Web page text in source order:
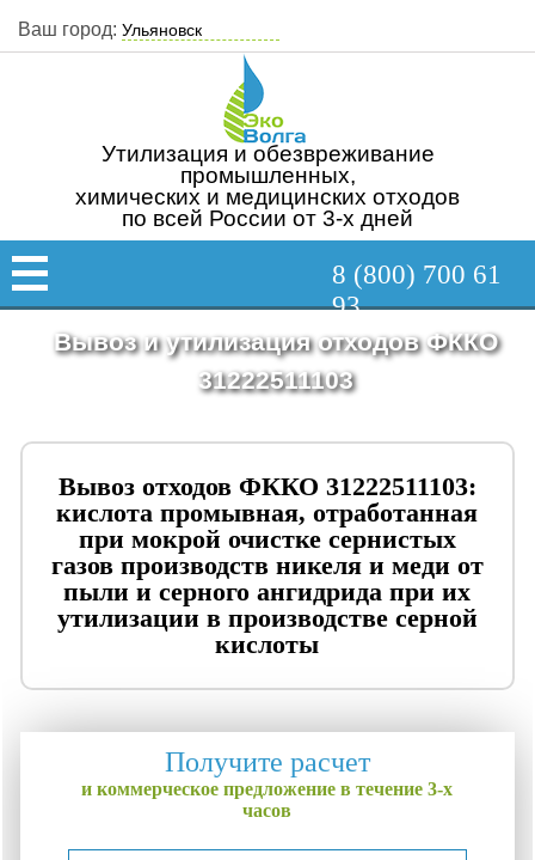
Ваш город:
Утилизация и обезвреживание
промышленных,
химических и медицинских отходов
по всей России от 3-х дней
8 (800) 700 61
93
Вывоз и утилизация отходов ФККО
31222511103
Вывоз отходов ФККО 31222511103:
кислота промывная, отработанная
при мокрой очистке сернистых
газов производств никеля и меди от
пыли и серного ангидрида при их
утилизации в производстве серной
кислоты
Получите расчет
и коммерческое предложение в течение 3-х
часов